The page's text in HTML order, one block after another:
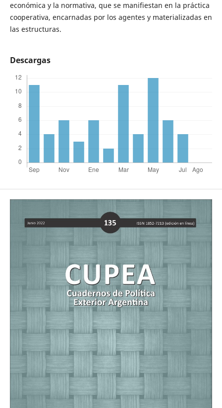
económica y la normativa, que se manifiestan en la práctica
cooperativa, encarnadas por los agentes y materializadas en
las estructuras.
Descargas